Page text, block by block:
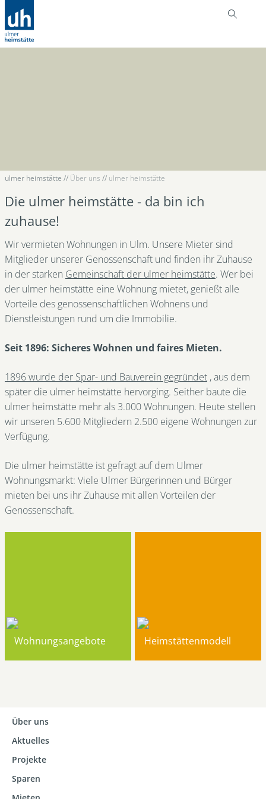
ulmer heimstätte // Über uns // ulmer heimstätte
Die ulmer heimstätte - da bin ich
zuhause!
Wir vermieten Wohnungen in Ulm. Unsere Mieter sind
Mitglieder unserer Genossenschaft und finden ihr Zuhause
in der starken Gemeinschaft der ulmer heimstätte. Wer bei
der ulmer heimstätte eine Wohnung mietet, genießt alle
Vorteile des genossenschaftlichen Wohnens und
Dienstleistungen rund um die Immobilie.
Seit 1896: Sicheres Wohnen und faires Mieten.
1896 wurde der Spar- und Bauverein gegründet , aus dem
später die ulmer heimstätte hervorging. Seither baute die
ulmer heimstätte mehr als 3.000 Wohnungen. Heute stellen
wir unseren 5.600 Mitgliedern 2.500 eigene Wohnungen zur
Verfügung.
Die ulmer heimstätte ist gefragt auf dem Ulmer
Wohnungsmarkt: Viele Ulmer Bürgerinnen und Bürger
mieten bei uns ihr Zuhause mit allen Vorteilen der
Genossenschaft.
Wohnungsangebote Heimstättenmodell
Über uns
Aktuelles
Projekte
Sparen